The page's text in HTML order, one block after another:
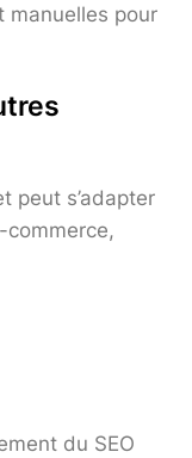
manuelles pour
peut s’adapter
du SEO